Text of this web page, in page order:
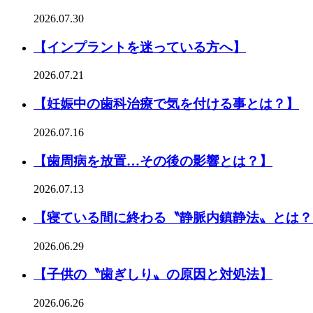
2026.07.30
【インプラントを迷っている方へ】
2026.07.21
【妊娠中の歯科治療で気を付ける事とは？】
2026.07.16
【歯周病を放置…その後の影響とは？】
2026.07.13
【寝ている間に終わる〝静脈内鎮静法〟とは
2026.06.29
【子供の〝歯ぎしり〟の原因と対処法】
2026.06.26